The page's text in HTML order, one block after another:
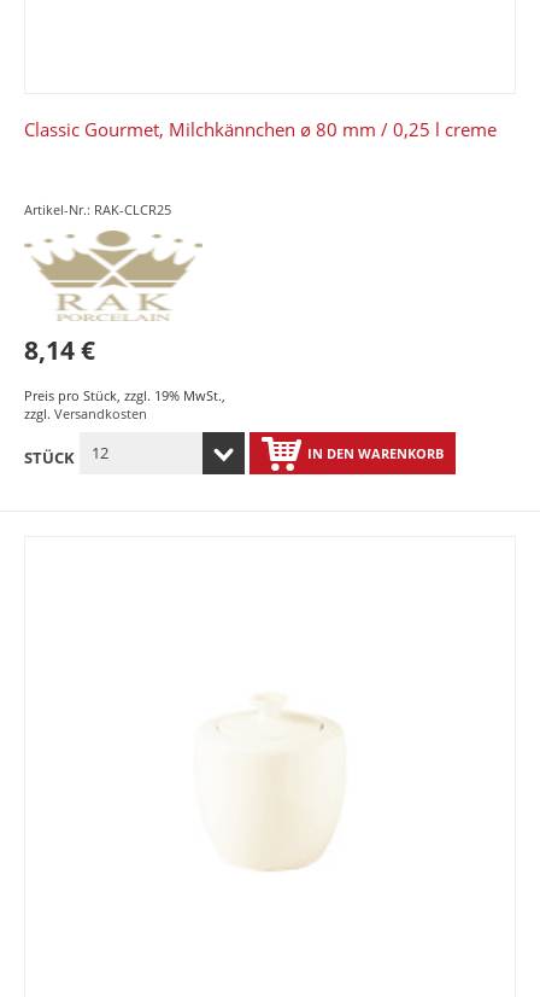
Classic Gourmet, Milchkännchen ø 80 mm / 0,25 l creme
Artikel-Nr.: RAK-CLCR25
8,14 €
Preis pro Stück zzgl. 19% MwSt.
zzgl. Versandkosten
STÜCK IN DEN WARENKORB